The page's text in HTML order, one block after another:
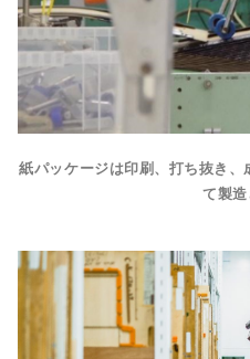
紙パッケージは印刷、打ち抜き
て製